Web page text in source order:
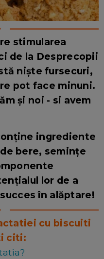
stimularea
de la Desprecopii
niște fursecuri,
pot face minuni.
și noi - si avem
ingrediente
bere, semințe
lor de a
în alăptare!
cu biscuiti
citi: